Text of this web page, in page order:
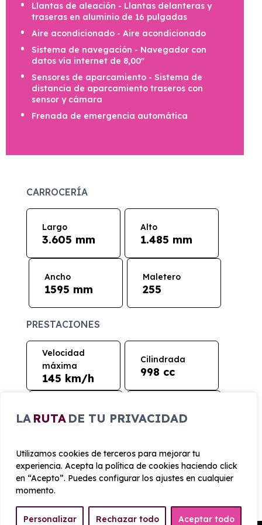
LA RUTA DE TU PRIVACIDAD
Utilizamos cookies de terceros para mejorar tu
experiencia. Acepta la política de cookies haciendo click
en “Acepto”. Puedes configurar los ajustes en cualquier
momento.
Personalizar Rechazar todo Aceptar todo
Llantas de aleación - Llantas delanteras y
traseras en aluminio de 16 pulgadas
Aire acondicionado - Aire acondicionado
Sistema de navegación - Navegador con
datos vía internet de 8,00"
Sensores de aparcamiento - Sistema de
distancia de aparcamiento traseros con
sensor y cámara
Frenada de emergencia automática
CARROCERÍA
Largo
3.605 mm
Alto
1.485 mm
Ancho
1595 mm
Maletero
255
PRESTACIONES
Velocidad
máxima
145 km/h
Cilindrada
998 cc
15 seg Delantera
CONSUMO Y EMISIONES
Emisiones
115 g/km